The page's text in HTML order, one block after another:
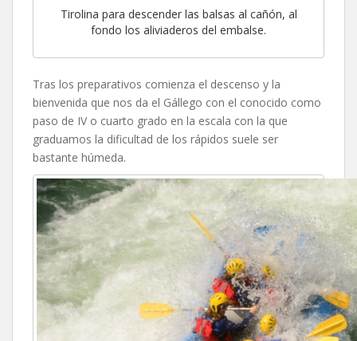
Tirolina para descender las balsas al cañón, al
fondo los aliviaderos del embalse.
Tras los preparativos comienza el descenso y la
bienvenida que nos da el Gállego con el conocido como
paso de IV o cuarto grado en la escala con la que
graduamos la dificultad de los rápidos suele ser
bastante húmeda.